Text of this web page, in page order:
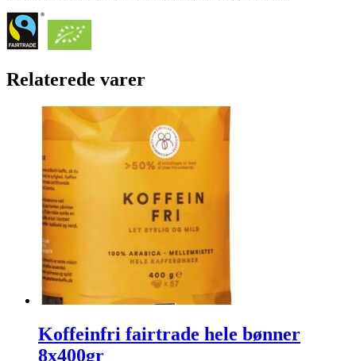
Relaterede varer
Koffeinfri fairtrade hele bønner
8x400gr